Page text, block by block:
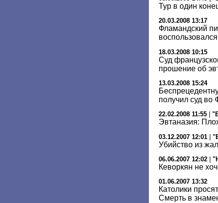
Тур в один
20.03.2008 13:17
Фламандский
18.03.2008 10:15
Суд
прошение об
13.03.2008 15:24
получил суд во
22.02.2008 11:55
Эвтаназия:
03.12.2007 12:01 |
Убийство из
06.06.2007 12:02
Кеворкян не
01.06.2007 13:32
Католики
Смерть в